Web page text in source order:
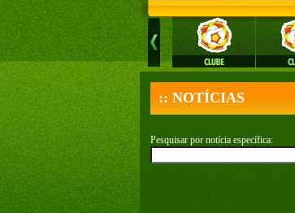
:: NOTÍCIAS
Pesquisar por notícia específica: